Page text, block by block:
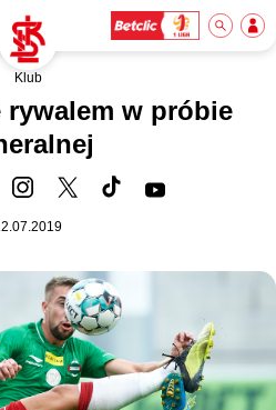
Klub
rywalem w próbie